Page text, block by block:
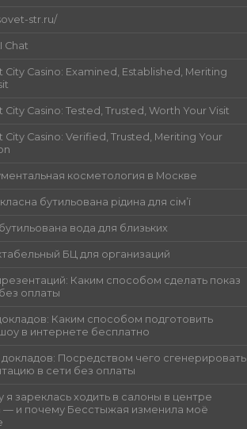
str.ru/
Chat
City Casino: Examined, Established, Meriting
City Casino: Tested, Trusted, Worth Your Visit
City Casino: Verified, Trusted, Meriting Your
косметология в Москве
бутильована рідина для сім’ї
вода для близьких
БЦ для организаций
Каким способом сделать показ
оплаты
Каким способом подготовить
в интернете бесплатно
Посредством чего сгенерировать
в сети без оплаты
я зареклась ходить в салоны в центре
— и почему Бесстыжая изменила моё